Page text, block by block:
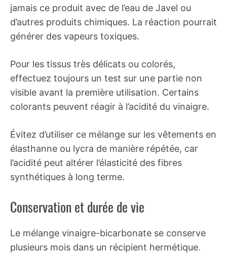
jamais ce produit avec de l’eau de Javel ou
d’autres produits chimiques. La réaction pourrait
générer des vapeurs toxiques.
Pour les tissus très délicats ou colorés,
effectuez toujours un test sur une partie non
visible avant la première utilisation. Certains
colorants peuvent réagir à l’acidité du vinaigre.
Évitez d’utiliser ce mélange sur les vêtements en
élasthanne ou lycra de manière répétée, car
l’acidité peut altérer l’élasticité des fibres
synthétiques à long terme.
Conservation et durée de vie
Le mélange vinaigre-bicarbonate se conserve
plusieurs mois dans un récipient hermétique.